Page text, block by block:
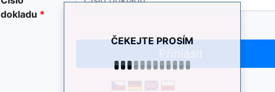
ČEKEJTE PROSÍM
dokladu